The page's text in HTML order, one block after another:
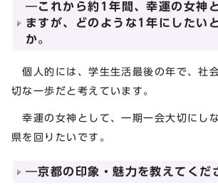
―これから約1年間、幸運の女神
ますが、どのような1年にしたい
か。
個人的には、学生生活最後の年で、社
切な一歩だと考えています。
幸運の女神として、一期一会大切にし
県を回りたいです。
―京都の印象・魅力を教えてくだ